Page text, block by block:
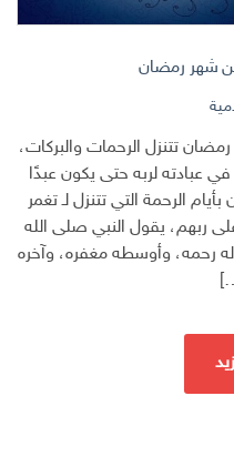
من شهر رمضان
تتنزل الرحمات والبركات،
عبادته لربه حتى يكون عبدًا
الرحمة التي تتنزل لـ تغمر
ربهم، يقول النبي صلى الله
رحمه، وأوسطه مغفره، وآخره